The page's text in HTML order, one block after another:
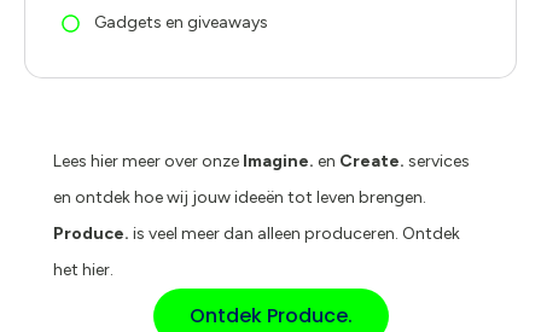
Gadgets en giveaways
Lees hier meer over onze Imagine. en Create. services
en ontdek hoe wij jouw ideeën tot leven brengen.
Produce. is veel meer dan alleen produceren. Ontdek
het hier.
Ontdek Produce.